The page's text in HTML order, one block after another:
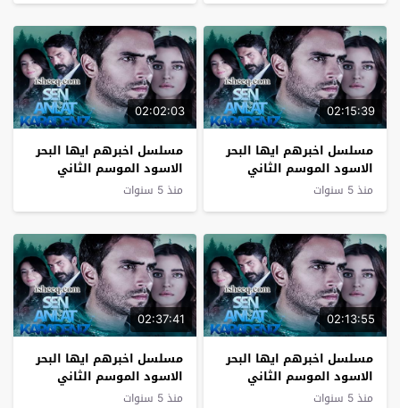
02:15:39
مسلسل اخبرهم ايها البحر
الاسود الموسم الثاني
الحلقة 7
منذ 5 سنوات
02:02:03
مسلسل اخبرهم ايها البحر
الاسود الموسم الثاني
الحلقة 6
منذ 5 سنوات
02:13:55
مسلسل اخبرهم ايها البحر
الاسود الموسم الثاني
الحلقة 5
منذ 5 سنوات
02:37:41
مسلسل اخبرهم ايها البحر
الاسود الموسم الثاني
الحلقة 4
منذ 5 سنوات